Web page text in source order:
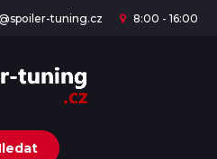
tuning.cz 8:00 - 16:00